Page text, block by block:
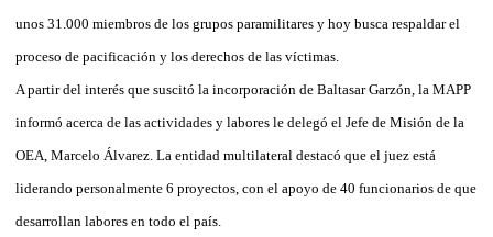
unos 31.000 miembros de los grupos paramilitares y hoy busca respaldar el
proceso de pacificación y los derechos de las víctimas.
A partir del interés que suscitó la incorporación de Baltasar Garzón, la MAPP
informó acerca de las actividades y labores le delegó el Jefe de Misión de la
OEA, Marcelo Álvarez. La entidad multilateral destacó que el juez está
liderando personalmente 6 proyectos, con el apoyo de 40 funcionarios de que
desarrollan labores en todo el país.